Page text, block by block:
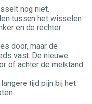
nog niet.
tussen het wisselen
en de rechter
door, maar de
vast. De nieuwe
of achter de melktand
tijd pijn bij het